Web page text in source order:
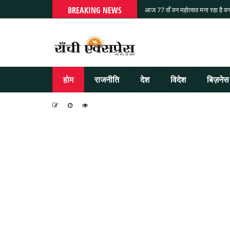
BREAKING NEWS आज 77 वाँ वन महोत्सव मना रहा है
होम राजनीति देश विदेश बिज़नेस